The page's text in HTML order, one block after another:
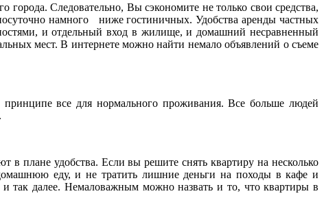
Следовательно, Вы сэкономите не только свои средства,
намного ниже гостиничных. Удобства аренды частных
и отдельный вход в жилище, и домашний несравненный
мест. В интернете можно найти немало объявлений о съеме
все для нормального проживания. Все больше людей
в плане удобства. Если вы решите снять квартиру на несколько
еду, и не тратить лишние деньги на походы в кафе и
и так далее. Немаловажным можно назвать и то, что квартиры в